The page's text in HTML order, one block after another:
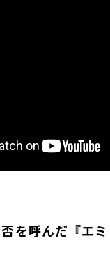
を呼んだ『エ